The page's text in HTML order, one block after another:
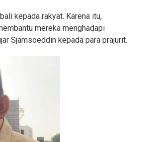
kepada rakyat. Karena itu,
mereka menghadapi
Sjamsoeddin kepada para prajurit.